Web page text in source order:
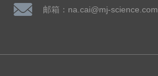
邮箱：na.cai@mj-science.com